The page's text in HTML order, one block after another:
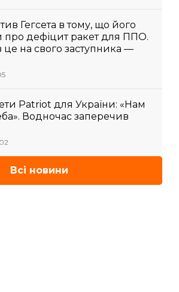
Гегсета в тому, що його
про дефіцит ракет для ППО.
на свого заступника —
Patriot для України: «Нам
Водночас заперечив
Всі новини